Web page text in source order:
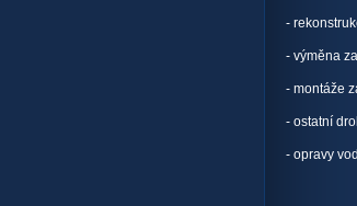
-
- výměna
- montáže
- ostatní
- opravy